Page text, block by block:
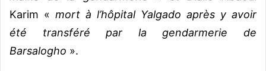
Karim « mort à l’hôpital Yalgado après y avoir
été transféré par la gendarmerie de
Barsalogho ».